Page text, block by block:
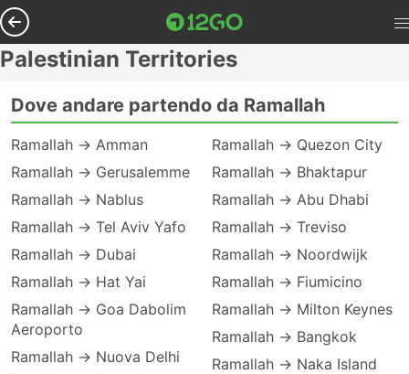
Palestinian Territories
Dove andare partendo da Ramallah
Ramallah → Amman
Ramallah → Gerusalemme
Ramallah → Nablus
Ramallah → Tel Aviv Yafo
Ramallah → Dubai
Ramallah → Hat Yai
Ramallah → Goa Dabolim
Aeroporto
Ramallah → Nuova Delhi
Ramallah → Quezon City
Ramallah → Bhaktapur
Ramallah → Abu Dhabi
Ramallah → Treviso
Ramallah → Noordwijk
Ramallah → Fiumicino
Ramallah → Milton Keynes
Ramallah → Bangkok
Ramallah → Naka Island